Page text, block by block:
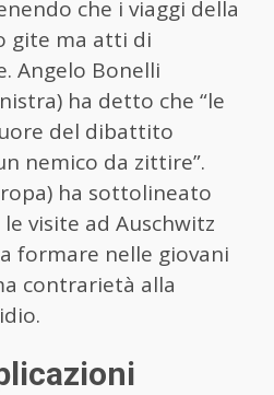
che i viaggi della
gite ma atti di
Angelo Bonelli
ha detto che “le
del dibattito
nemico da zittire”.
ha sottolineato
visite ad Auschwitz
formare nelle giovani
contrarietà alla